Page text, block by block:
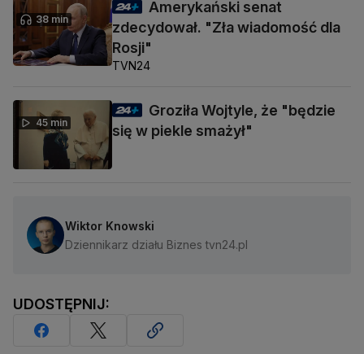
38 min
Amerykański senat
zdecydował. "Zła wiadomość dla
Rosji"
TVN24
45 min
Groziła Wojtyle, że "będzie
się w piekle smażył"
Wiktor Knowski
Dziennikarz działu Biznes tvn24.pl
UDOSTĘPNIJ: